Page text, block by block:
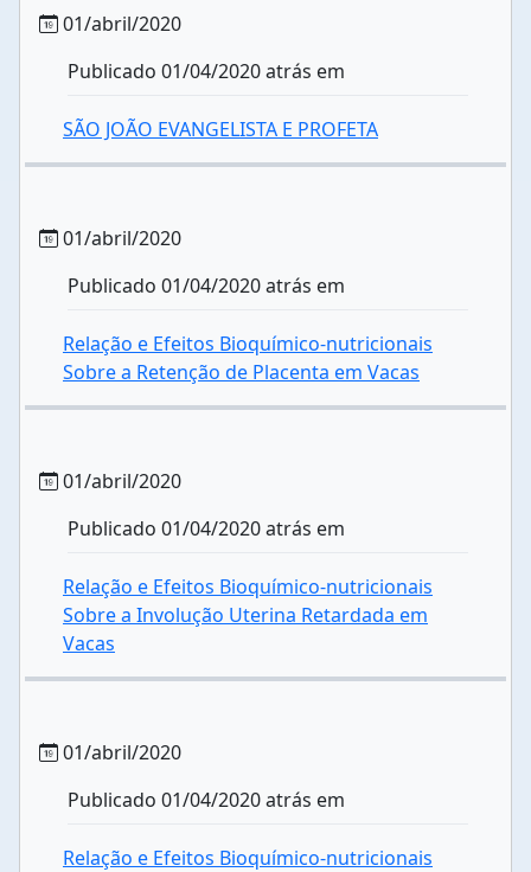
01/abril/2020
Publicado 01/04/2020 atrás em
SÃO JOÃO EVANGELISTA E PROFETA
01/abril/2020
Publicado 01/04/2020 atrás em
Relação e Efeitos Bioquímico-nutricionais
Sobre a Retenção de Placenta em Vacas
01/abril/2020
Publicado 01/04/2020 atrás em
Relação e Efeitos Bioquímico-nutricionais
Sobre a Involução Uterina Retardada em
Vacas
01/abril/2020
Publicado 01/04/2020 atrás em
Relação e Efeitos Bioquímico-nutricionais